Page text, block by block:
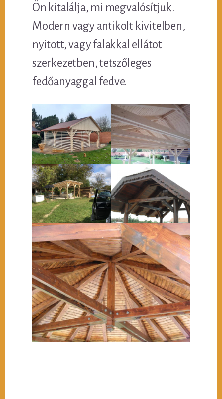
Ön kitalálja, mi megvalósítjuk.
Modern vagy antikolt kivitelben,
nyitott, vagy falakkal ellátot
szerkezetben, tetszőleges
fedőanyaggal fedve.